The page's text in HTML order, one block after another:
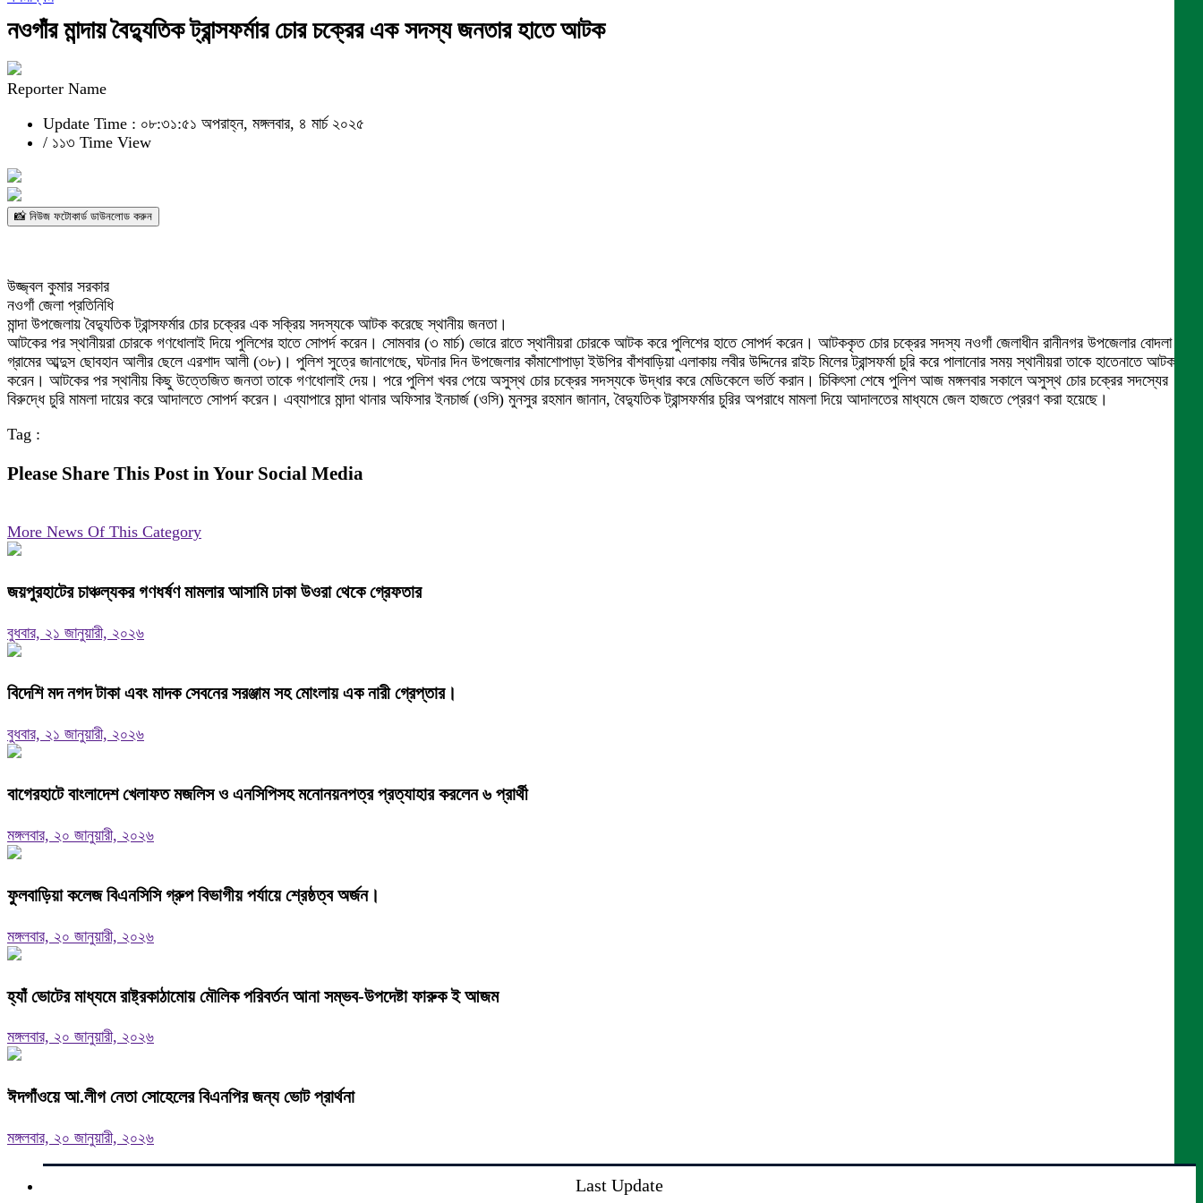
নওগাঁর মান্দায় বৈদ্যুতিক ট্রান্সফর্মার চোর চক্রের এক সদস্য জনতার হাতে আটক
Reporter Name
Update Time : ০৮:৩১:৫১ অপরাহ্ন, মঙ্গলবার, ৪ মার্চ ২০২৫
/ ১১৩ Time View
📸 নিউজ ফটোকার্ড ডাউনলোড করুন
উজ্জ্বল কুমার সরকার
নওগাঁ জেলা প্রতিনিধি
মান্দা উপজেলায় বৈদ্যুতিক ট্রান্সফর্মার চোর চক্রের এক সক্রিয় সদস্যকে আটক করেছে স্থানীয় জনতা।
আটকের পর স্থানীয়রা চোরকে গণধোলাই দিয়ে পুলিশের হাতে সোপর্দ করেন। সোমবার (৩ মার্চ) ভোরে রাতে স্থানীয়রা চোরকে আটক করে পুলিশের হাতে সোপর্দ করেন। আটককৃত চোর চক্রের সদস্য নওগাঁ জেলাধীন রানীনগর উপজেলার বোদলা
গ্রামের আব্দুস ছোবহান আলীর ছেলে এরশাদ আলী (৩৮)। পুলিশ সুত্রে জানাগেছে, ঘটনার দিন উপজেলার কাঁমাশোপাড়া ইউপির বাঁশবাড়িয়া এলাকায় লবীর উদ্দিনের রাইচ মিলের ট্রান্সফর্মা চুরি করে পালানোর সময় স্থানীয়রা তাকে হাতেনাতে আটক
করেন। আটকের পর স্থানীয় কিছু উত্তেজিত জনতা তাকে গণধোলাই দেয়। পরে পুলিশ খবর পেয়ে অসুস্থ চোর চক্রের সদস্যকে উদ্ধার করে মেডিকেলে ভর্তি করান। চিকিৎসা শেষে পুলিশ আজ মঙ্গলবার সকালে অসুস্থ চোর চক্রের সদস্যের
বিরুদ্ধে চুরি মামলা দায়ের করে আদালতে সোপর্দ করেন। এব্যাপারে মান্দা থানার অফিসার ইনচার্জ (ওসি) মুনসুর রহমান জানান, বৈদ্যুতিক ট্রান্সফর্মার চুরির অপরাধে মামলা দিয়ে আদালতের মাধ্যমে জেল হাজতে প্রেরণ করা হয়েছে।
Tag :
Please Share This Post in Your Social Media
More News Of This Category
জয়পুরহাটের চাঞ্চল্যকর গণধর্ষণ মামলার আসামি ঢাকা উওরা থেকে গ্রেফতার
বুধবার, ২১ জানুয়ারী, ২০২৬
বিদেশি মদ নগদ টাকা এবং মাদক সেবনের সরঞ্জাম সহ মোংলায় এক নারী গ্রেপ্তার।
বুধবার, ২১ জানুয়ারী, ২০২৬
বাগেরহাটে বাংলাদেশ খেলাফত মজলিস ও এনসিপিসহ মনোনয়নপত্র প্রত্যাহার করলেন ৬ প্রার্থী
মঙ্গলবার, ২০ জানুয়ারী, ২০২৬
ফুলবাড়িয়া কলেজ বিএনসিসি গ্রুপ বিভাগীয় পর্যায়ে শ্রেষ্ঠত্ব অর্জন।
মঙ্গলবার, ২০ জানুয়ারী, ২০২৬
হ্যাঁ ভোটের মাধ্যমে রাষ্ট্রকাঠামোয় মৌলিক পরিবর্তন আনা সম্ভব-উপদেষ্টা ফারুক ই আজম
মঙ্গলবার, ২০ জানুয়ারী, ২০২৬
ঈদগাঁওয়ে আ.লীগ নেতা সোহেলের বিএনপির জন্য ভোট প্রার্থনা
মঙ্গলবার, ২০ জানুয়ারী, ২০২৬
Last Update